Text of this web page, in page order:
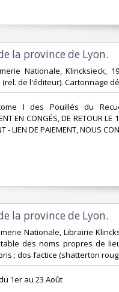
la province de Lyon.‎
Nationale, Klincksieck,
de l'éditeur). Cartonnage
I des Pouillés du
EN CONGÉS, DE RETOUR
- LIEN DE PAIEMENT, NOUS
la province de Lyon.‎
Nationale, Librairie
des noms propres de
; dos factice (shatterton
1er au 23 Août‎